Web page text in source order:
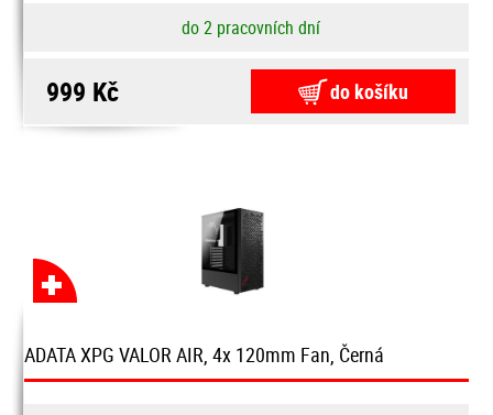
do 2 pracovních dní
999 Kč do košíku
ADATA XPG VALOR AIR, 4x 120mm Fan, Černá